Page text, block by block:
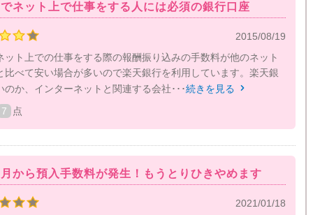
ネット上で仕事をする人には必須の銀行口座
2015/08/19
ット上での仕事をする際の報酬振り込みの手数料が他のネット
比べて安い場合が多いので楽天銀行を利用しています。楽天銀
のか、インターネットと関連する会社･･･続きを見る 
7 点
から預入手数料が発生！もうとりひきやめます
2021/01/18